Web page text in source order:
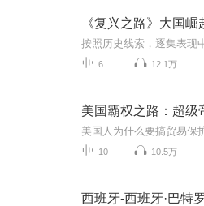
《复兴之路》大国崛
6 12.1万
美国霸权之路：超级
10 10.5万
西班牙-西班牙·巴特